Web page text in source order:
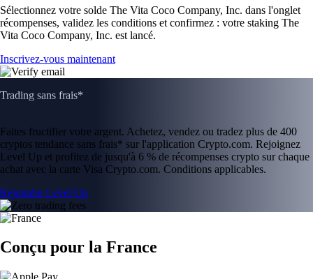
Sélectionnez votre solde The Vita Coco Company, Inc. dans l'onglet
récompenses, validez les conditions et confirmez : votre staking The
Vita Coco Company, Inc. est lancé.
Inscrivez-vous maintenant
Trading sans frais*
Faites fructifier votre argent. Achetez, vendez ou tradez plus de 400
cryptos tendance sans frais* sur l'application Crypto.com. Rejoignez
Level Up et profitez de jusqu'à 6 % de récompenses crypto sur chaque
achat avec la carte Visa Crypto.com. Conditions applicables.
Rejoindre Level Up
Conçu pour la France